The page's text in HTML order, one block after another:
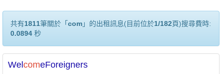
共有1811筆關於「 com」的出租訊息(目前位於1/182頁)搜尋費時:
0.0894 秒
Wel comeForeigners